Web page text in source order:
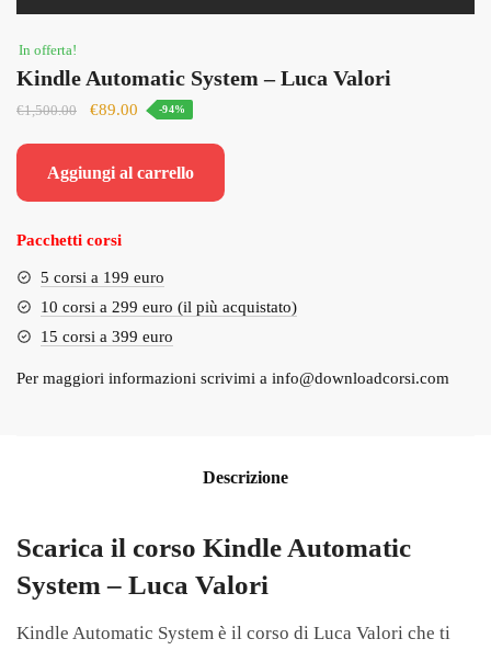
In offerta!
Kindle Automatic System – Luca Valori
€1,500.00
Il
era:
€89.00 Il
è:
-94%
Aggiungi al carrello
Pacchetti corsi
5 corsi a 199 euro
10 corsi a 299 euro (il più acquistato)
15 corsi a 399 euro
Per maggiori informazioni scrivimi a info@downloadcorsi.com
Descrizione
Scarica il corso Kindle Automatic
System – Luca Valori
Kindle Automatic System è il corso di Luca Valori che ti